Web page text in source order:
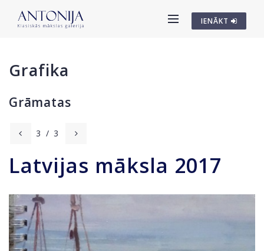
IENĀKT
Grafika
Grāmatas
3 / 3
Latvijas māksla 2017